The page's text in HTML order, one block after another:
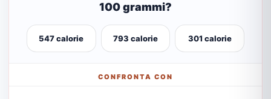
100 grammi?
547 calorie 793 calorie 301 calorie
CONFRONTA CON